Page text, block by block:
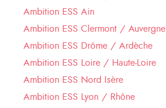
Ambition ESS Ain
Ambition ESS Clermont / Auvergne
Ambition ESS Drôme / Ardèche
Ambition ESS Loire / Haute-Loire
Ambition ESS Nord Isère
Ambition ESS Lyon / Rhône